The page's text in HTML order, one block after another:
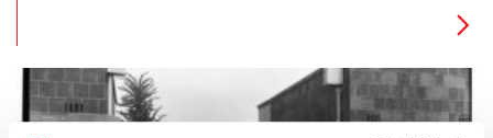
het volgende: ‘Hoe meer de dorpse eenheid tussen mens en
natuur bedreigd werd, des te zoetelijker die door de schilders
werd weergegeven. Nooit eerder hebben ze in de armoede […]
zoveel lieflijks gezien als juist toen’.